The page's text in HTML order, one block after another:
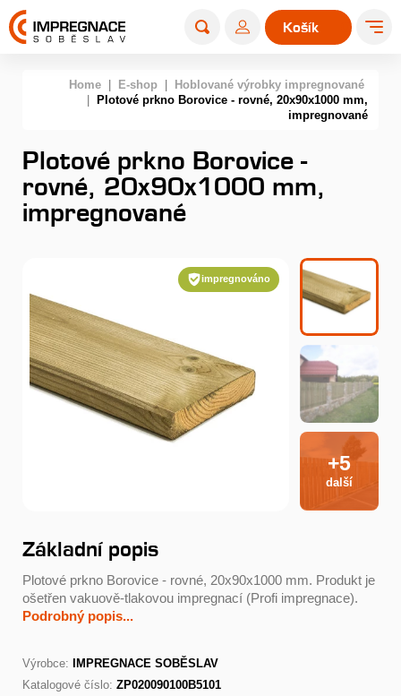
0
Košík
Home E-shop
Hoblované výrobky impregnované
Plotové prkno Borovice - rovné, 20x90x1000 mm,
impregnované
Plotové prkno Borovice -
rovné, 20x90x1000 mm,
impregnované
impregnováno
+5
další
Základní popis
Plotové prkno Borovice - rovné, 20x90x1000 mm. Produkt je
ošetřen vakuově-tlakovou impregnací (Profi impregnace).
Podrobný popis...
Výrobce:
IMPREGNACE SOBĚSLAV
Katalogové číslo: ZP020090100B5101